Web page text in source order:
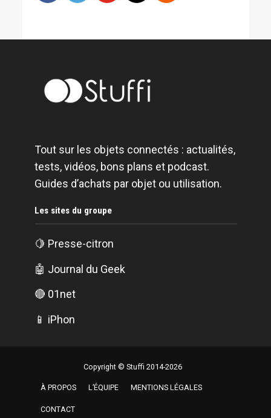
Tout sur les objets connectés : actualités,
tests, vidéos, bons plans et podcast.
Guides d’achats par objet ou utilisation.
Les sites du groupe
🍋 Presse-citron
🤖 Journal du Geek
🔴 01net
📱 iPhon
Copyright © Stuffi 2014-2026
À PROPOS L’ÉQUIPE MENTIONS LÉGALES
CONTACT